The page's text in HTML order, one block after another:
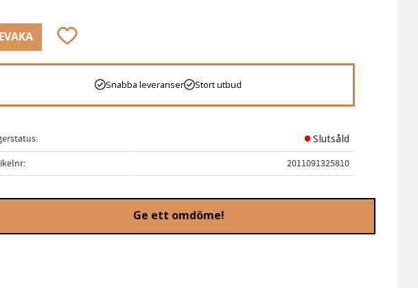
Lägg till i favoriter
Snabba leveranser Stort utbud
Slutsåld
2011091325810
Ge ett omdöme!